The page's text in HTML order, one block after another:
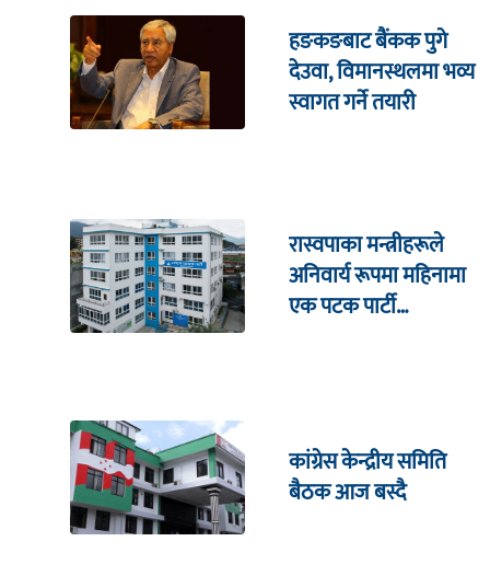
हङकङबाट बैंकक पुगे
देउवा, विमानस्थलमा भव्य
स्वागत गर्ने तयारी
रास्वपाका मन्त्रीहरूले
अनिवार्य रूपमा महिनामा
एक पटक पार्टी
कांग्रेस केन्द्रीय समिति
बैठक आज बस्दै